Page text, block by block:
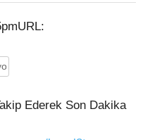
URL:
Ederek Son Dakika